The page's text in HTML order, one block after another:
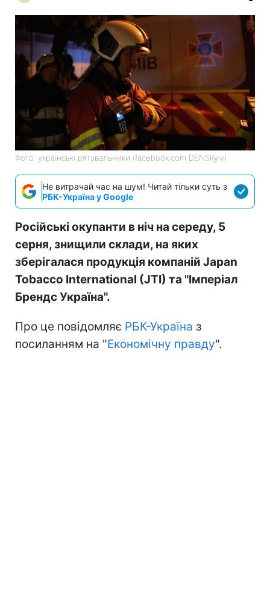
Фото: українські рятувальники (facebook.com DSNSKyiv)
Не витрачай час на шум! Читай тільки суть з
РБК-Україна у Google
Російські окупанти в ніч на середу, 5
серня, знищили склади, на яких
зберігалася продукція компаній Japan
Tobacco International (JTI) та "Імперіал
Брендс Україна".
Про це повідомляє РБК-Україна з
посиланням на "Економічну правду".